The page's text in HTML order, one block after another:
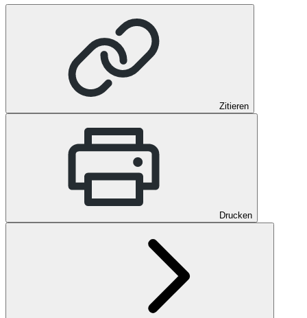
Zitieren
Drucken